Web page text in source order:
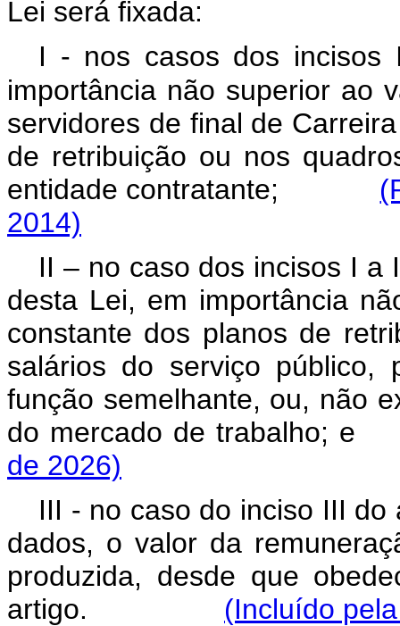
Lei será fixada:
I - nos casos dos
importância não superior ao
servidores de final de
de retribuição ou nos
entidade contratante;
2014)
II – no caso dos incisos I
desta Lei, em importância
constante dos planos de
salários do serviço público,
função semelhante, ou, não
do mercado de trabalho; e
de 2026)
III - no caso do inciso III do
dados, o valor da
produzida, desde que
artigo. (Incluído